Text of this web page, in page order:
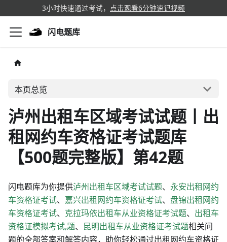
3小时快速通过考试， 点击观看6分钟速记视频
闪电题库
本页总览
泸州出租车区域考试试题丨出
租网约车资格证考试题库
【500题完整版】第42题
闪电题库为你提供泸州出租车区域考试试题、 永安出租网约
车资格证考试、 嘉兴出租网约车资格证考试、 盘锦出租网约
车资格证考试、 克拉玛依出租车从业资格证考试题、 出租车
资格证模拟考试,题、 昆明出租车从业资格证考试题相关问
题的全部答案和解答内容，助你轻松通过出租网约车资格证